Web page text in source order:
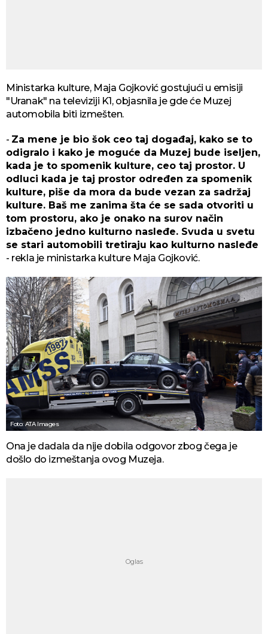
Ministarka kulture, Maja Gojković gostujući u emisiji
"Uranak" na televiziji K1, objasnila je gde će Muzej
automobila biti izmešten.
- Za mene je bio šok ceo taj događaj, kako se to
odigralo i kako je moguće da Muzej bude iseljen,
kada je to spomenik kulture, ceo taj prostor. U
odluci kada je taj prostor određen za spomenik
kulture, piše da mora da bude vezan za sadržaj
kulture. Baš me zanima šta će se sada otvoriti u
tom prostoru, ako je onako na surov način
izbačeno jedno kulturno nasleđe. Svuda u svetu
se stari automobili tretiraju kao kulturno nasleđe
- rekla je ministarka kulture Maja Gojković.
Foto: ATA Images
Ona je dadala da nije dobila odgovor zbog čega je
došlo do izmeštanja ovog Muzeja.